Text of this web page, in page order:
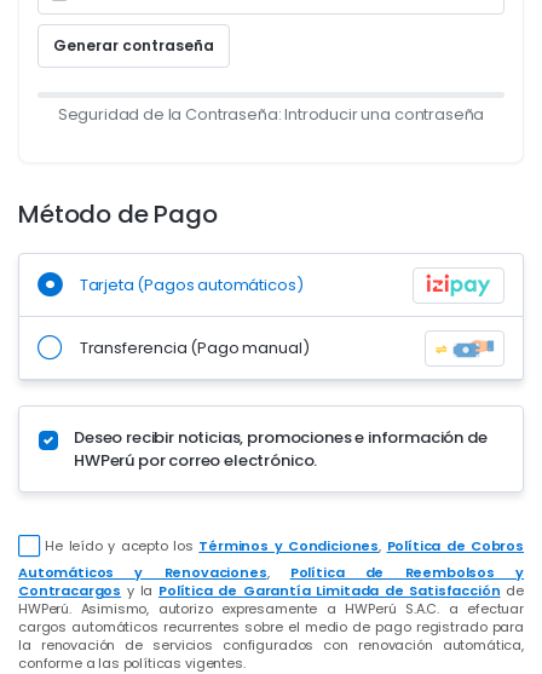
Generar contraseña
Seguridad de la Contraseña: Introducir una contraseña
Método de Pago
Tarjeta (Pagos automáticos)
Transferencia (Pago manual)
Deseo recibir noticias, promociones e información de
HWPerú por correo electrónico.
He leído y acepto los Términos y Condiciones, Política de Cobros
Automáticos y Renovaciones, Política de Reembolsos y
Contracargos y la Política de Garantía Limitada de Satisfacción de
HWPerú. Asimismo, autorizo expresamente a HWPerú S.A.C. a efectuar
cargos automáticos recurrentes sobre el medio de pago registrado para
la renovación de servicios configurados con renovación automática,
conforme a las políticas vigentes.